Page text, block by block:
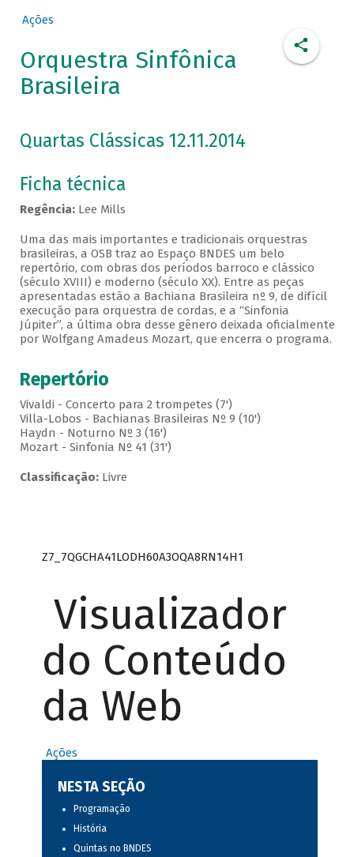
Ações
Orquestra Sinfônica
Brasileira
Quartas Clássicas 12.11.2014
Ficha técnica
Regência:Lee Mills
Uma das mais importantes e tradicionais orquestras
brasileiras, a OSB traz ao Espaço BNDES um belo
repertório, com obras dos períodos barroco e clássico
(século XVIII) e moderno (século XX). Entre as peças
apresentadas estão a Bachiana Brasileira nº 9, de difícil
execução para orquestra de cordas, e a “Sinfonia
Júpiter”, a última obra desse gênero deixada oficialmente
por Wolfgang Amadeus Mozart, que encerra o programa.
Repertório
Vivaldi - Concerto para 2 trompetes (7')
Villa-Lobos - Bachianas Brasileiras Nº 9 (10')
Haydn - Noturno Nº 3 (16')
Mozart - Sinfonia Nº 41 (31')
Classificação:Livre
Z7_7QGCHA41LODH60A3OQA8RN14H1
Visualizador
do Conteúdo
da Web
Ações
NESTA SEÇÃO
Programação
História
Quintas no BNDES